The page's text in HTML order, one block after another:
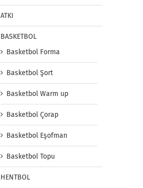
ATKI
BASKETBOL
Basketbol Forma
Basketbol Şort
Basketbol Warm up
Basketbol Çorap
Basketbol Eşofman
Basketbol Topu
HENTBOL